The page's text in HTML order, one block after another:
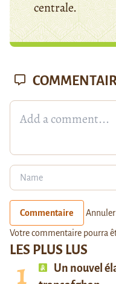
centrale.
LES PLUS LUS
Un nouvel
Commentaire Annuler
Votre commentaire pourra